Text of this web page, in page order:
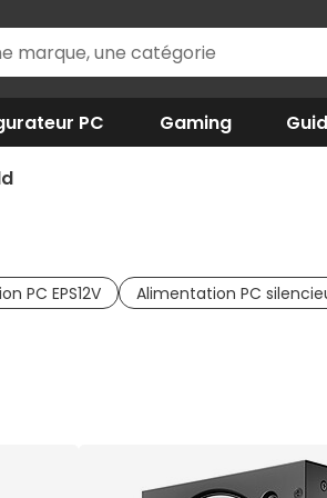
PC Gaming
PC EPS12V Alimentation PC